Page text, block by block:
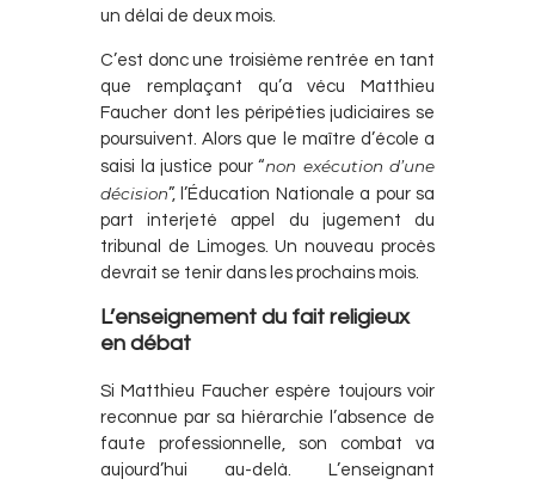
un délai de deux mois.
C’est donc une troisième rentrée en tant
que remplaçant qu’a vécu Matthieu
Faucher dont les péripéties judiciaires se
poursuivent. Alors que le maître d’école a
saisi la justice pour “non exécution d’une
décision”, l’Éducation Nationale a pour sa
part interjeté appel du jugement du
tribunal de Limoges. Un nouveau procès
devrait se tenir dans les prochains mois.
L’enseignement du fait religieux
en débat
Si Matthieu Faucher espère toujours voir
reconnue par sa hiérarchie l’absence de
faute professionnelle, son combat va
aujourd’hui au-delà. L’enseignant